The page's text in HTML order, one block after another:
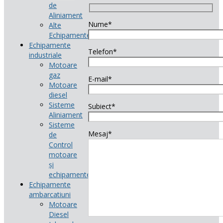
de
Aliniament
Alte
Echipamente
Echipamente
industriale
Motoare
gaz
Motoare
diesel
Sisteme
Aliniament
Sisteme
de
Control
motoare
și
echipamente
Echipamente
ambarcatiuni
Motoare
Diesel
Nume*
Telefon*
E-mail*
Subiect*
Mesaj*